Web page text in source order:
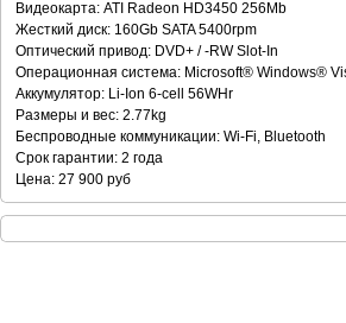
Видеокарта: ATI Radeon HD3450 256Mb
Жесткий диск: 160Gb SATA 5400rpm
Оптический привод: DVD+ / -RW Slot-In
Операционная система: Microsoft® Windows®
Аккумулятор: Li-Ion 6-cell 56WHr
Размеры и вес: 2.77kg
Беспроводные коммуникации: Wi-Fi, Bluetooth
Срок гарантии: 2 года
Цена: 27 900 руб